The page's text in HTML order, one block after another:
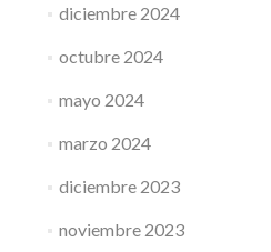
diciembre 2024
octubre 2024
mayo 2024
marzo 2024
diciembre 2023
noviembre 2023